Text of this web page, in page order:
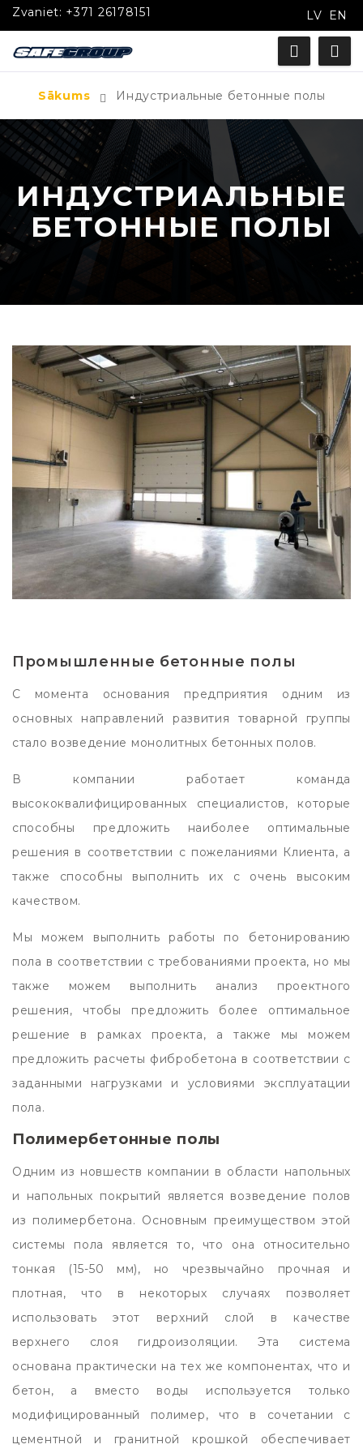
Zvaniet: +371 26178151 LV EN
Sākums Индустриальные бетонные полы
ИНДУСТРИАЛЬНЫЕ
БЕТОННЫЕ ПОЛЫ
Промышленные бетонные полы
С момента основания предприятия одним из
основных направлений развития товарной группы
стало возведение монолитных бетонных полов.
В компании работает команда
высококвалифицированных специалистов, которые
способны предложить наиболее оптимальные
решения в соответствии с пожеланиями Клиента, а
также способны выполнить их с очень высоким
качеством.
Мы можем выполнить работы по бетонированию
пола в соответствии с требованиями проекта, но мы
также можем выполнить анализ проектного
решения, чтобы предложить более оптимальное
решение в рамках проекта, а также мы можем
предложить расчеты фибробетона в соответствии с
заданными нагрузками и условиями эксплуатации
пола.
Полимербетонные полы
Одним из новшеств компании в области напольных
и напольных покрытий является возведение полов
из полимербетона. Основным преимуществом этой
системы пола является то, что она относительно
тонкая (15-50 мм), но чрезвычайно прочная и
плотная, что в некоторых случаях позволяет
использовать этот верхний слой в качестве
верхнего слоя гидроизоляции. Эта система
основана практически на тех же компонентах, что и
бетон, а вместо воды используется только
модифицированный полимер, что в сочетании с
цементной и гранитной крошкой обеспечивает